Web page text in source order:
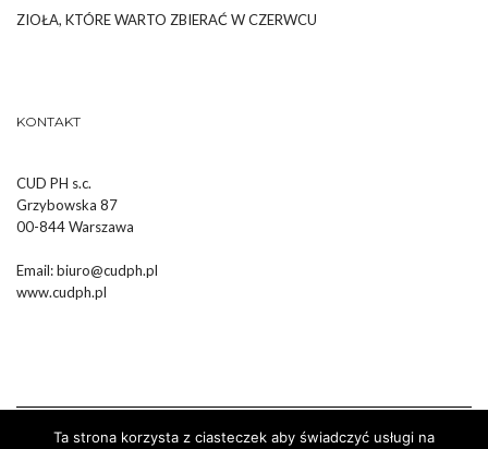
ZIOŁA, KTÓRE WARTO ZBIERAĆ W CZERWCU
KONTAKT
CUD PH s.c.
Grzybowska 87
00-844 Warszawa
Email:biuro@cudph.pl
www.cudph.pl
Ta strona korzysta z ciasteczek aby świadczyć usługi na